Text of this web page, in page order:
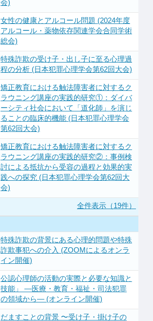
会)
女性の健康とアルコール問題 (2024年度
アルコール・薬物依存関連学会合同学術
総会)
特殊詐欺の受け子・出し子に至る心理過
程の分析 (日本犯罪心理学会第62回大会)
矯正教育における触法障害者に対するク
ラウニング講座の実践的研究①：ダイバ
ーシティ社会において「道化師」を演じ
ることの臨床的機能 (日本犯罪心理学会
第62回大会)
矯正教育における触法障害者に対するク
ラウニング講座の実践的研究②：事例検
討による抵抗から受容の過程と効果的実
践への探究 (日本犯罪心理学会第62回大
会)
全件表示（19件）
特殊詐欺の背景にある心理的問題や特殊
詐欺事犯への介入 (ZOOMによるオンラ
イン開催)
公認心理師の活動の実際と必要な知識と
技能」 ―医療・教育・福祉・司法犯罪
の領域から― (オンライン開催)
だますことの背景 〜受け子・掛け子の